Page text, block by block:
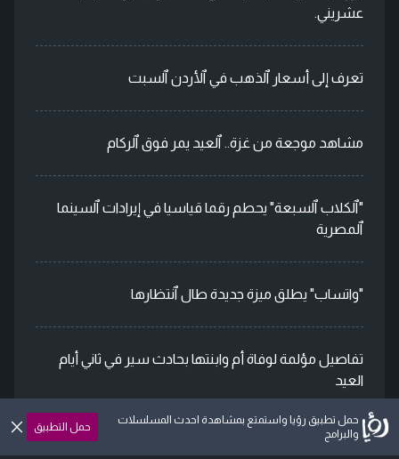
عشريني.
تعرف إلى أسعار ٱلذهب في ٱلأردن ٱلسبت
مشاهد موجعة من غزة.. ٱلعيد يمر فوق ٱلركام
"ٱلكلاب ٱلسبعة" يحطم رقما قياسيا في إيرادات ٱلسينما
ٱلمصرية
"واتساب" يطلق ميزة جديدة طال ٱنتظارها
تفاصيل مؤلمة لوفاة أم وابنتها بحادث سير في ثاني أيام
العيد
حمل تطبيق رؤيا واستمتع بمشاهدة احدث المسلسلات
والبرامج
حمل التطبيق